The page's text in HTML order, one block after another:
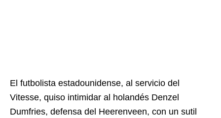
El futbolista estadounidense, al servicio del
Vitesse, quiso intimidar al holandés Denzel
Dumfries, defensa del Heerenveen, con un sutil